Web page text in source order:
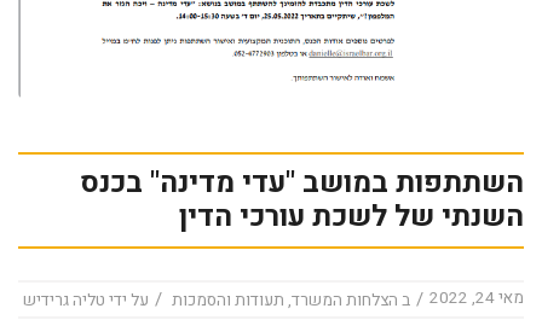
השתתפות במושב "עדי מדינה" בכנס
השנתי של לשכת עורכי הדין
מאי 24, 2022 / ב הצלחות המשרד, תעודות והסמכות / על ידי טליה גרידיש